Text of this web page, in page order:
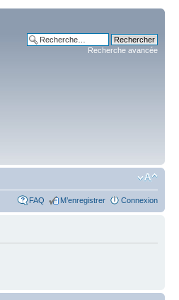
Recherche avancée
FAQ M’enregistrer Connexion